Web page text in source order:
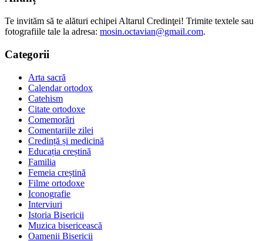
Te invităm să te alături echipei Altarul Credinţei! Trimite textele sau
fotografiile tale la adresa: mosin.octavian@gmail.com.
Categorii
Arta sacră
Calendar ortodox
Catehism
Citate ortodoxe
Comemorări
Comentariile zilei
Credință și medicină
Educația creștină
Familia
Femeia creștină
Filme ortodoxe
Iconografie
Interviuri
Istoria Bisericii
Muzica bisericească
Oamenii Bisericii